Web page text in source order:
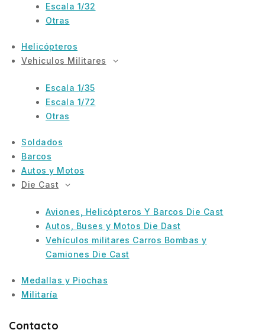
Escala 1/32
Otras
Helicópteros
Vehiculos Militares
Escala 1/35
Escala 1/72
Otras
Soldados
Barcos
Autos y Motos
Die Cast
Aviones, Helicópteros Y Barcos Die Cast
Autos, Buses y Motos Die Dast
Vehículos militares Carros Bombas y
Camiones Die Cast
Medallas y Piochas
Militaría
Contacto